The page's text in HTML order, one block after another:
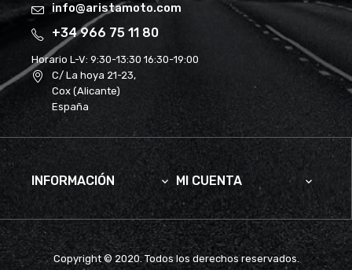
info@aristamoto.com
+34 966 75 11 80
Horario L-V: 9:30-13:30 16:30-19:00
C/ La hoya 21-23,
Cox (Alicante)
España
INFORMACIÓN  MI CUENTA 
Copyright © 2020. Todos los derechos reservados.